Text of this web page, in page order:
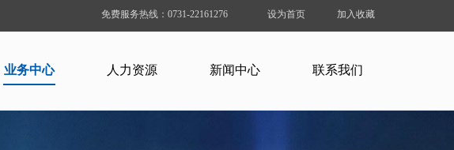
免费服务热线：0731-22161276 设为首页 加入收藏
业务中心 人力资源 新闻中心 联系我们